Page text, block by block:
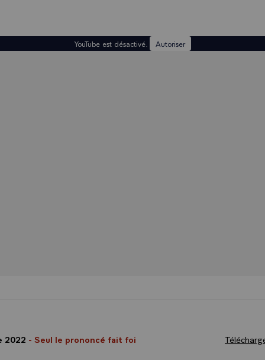
YouTube est désactivé. Autoriser
2022 - Seul le prononcé fait foi